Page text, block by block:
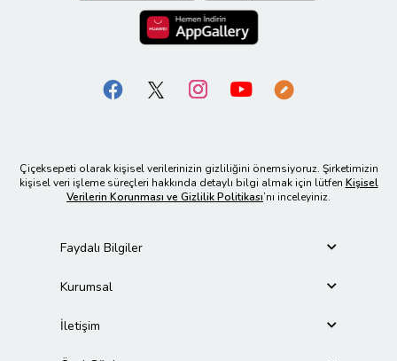
Çiçeksepeti olarak kişisel verilerinizin gizliliğini önemsiyoruz. Şirketimizin
kişisel veri işleme süreçleri hakkında detaylı bilgi almak için lütfen Kişisel
Verilerin Korunması ve Gizlilik Politikası’nı inceleyiniz.
Faydalı Bilgiler
Kurumsal
İletişim